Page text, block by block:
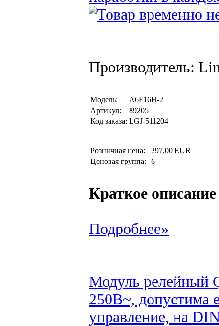
Производитель:
Модель:
A6F16H-2
Артикул:
89205
Код заказа: LGJ-511204
Розничная цена:
297,00 EUR
Ценовая группа:
6
Краткое описание
Подробнее»
Модуль релейный
250В~, допустима
управление, на